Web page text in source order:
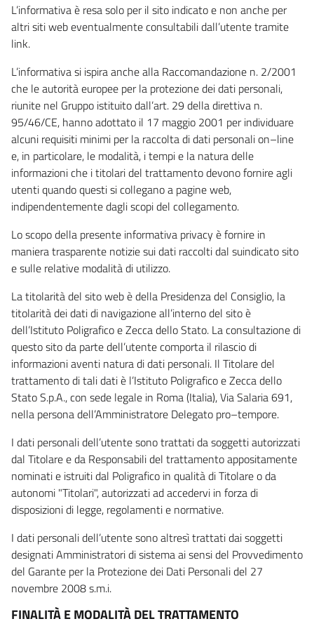
L’informativa è resa solo per il sito indicato e non anche per
altri siti web eventualmente consultabili dall’utente tramite
link.
L’informativa si ispira anche alla Raccomandazione n. 2/2001
che le autorità europee per la protezione dei dati personali,
riunite nel Gruppo istituito dall’art. 29 della direttiva n.
95/46/CE, hanno adottato il 17 maggio 2001 per individuare
alcuni requisiti minimi per la raccolta di dati personali on–line
e, in particolare, le modalità, i tempi e la natura delle
informazioni che i titolari del trattamento devono fornire agli
utenti quando questi si collegano a pagine web,
indipendentemente dagli scopi del collegamento.
Lo scopo della presente informativa privacy è fornire in
maniera trasparente notizie sui dati raccolti dal suindicato sito
e sulle relative modalità di utilizzo.
La titolarità del sito web è della Presidenza del Consiglio, la
titolarità dei dati di navigazione all’interno del sito è
dell’Istituto Poligrafico e Zecca dello Stato. La consultazione di
questo sito da parte dell’utente comporta il rilascio di
informazioni aventi natura di dati personali. Il Titolare del
trattamento di tali dati è l’Istituto Poligrafico e Zecca dello
Stato S.p.A., con sede legale in Roma (Italia), Via Salaria 691,
nella persona dell’Amministratore Delegato pro–tempore.
I dati personali dell’utente sono trattati da soggetti autorizzati
dal Titolare e da Responsabili del trattamento appositamente
nominati e istruiti dal Poligrafico in qualità di Titolare o da
autonomi "Titolari", autorizzati ad accedervi in forza di
disposizioni di legge, regolamenti e normative.
I dati personali dell’utente sono altresì trattati dai soggetti
designati Amministratori di sistema ai sensi del Provvedimento
del Garante per la Protezione dei Dati Personali del 27
novembre 2008 s.m.i.
FINALITÀ E MODALITÀ DEL TRATTAMENTO